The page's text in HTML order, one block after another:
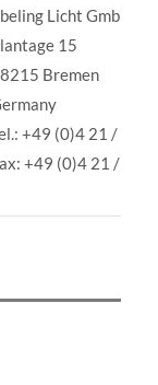
Licht GmbH
15
Bremen
+49 (0)4 21 / 3
+49 (0)4 21 / 3